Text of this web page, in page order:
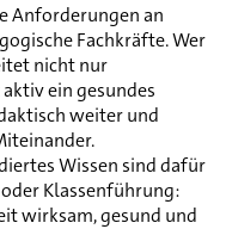
Anforderungen an
Fachkräfte. Wer
nicht nur
ein gesundes
weiter und
Wissen sind dafür
Klassenführung:
wirksam, gesund und